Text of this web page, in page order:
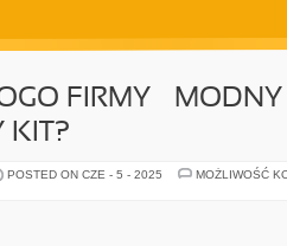
FIRMY –
KIT?
POSTED ON CZE - 5 - 2025
MOŻLIWOŚĆ